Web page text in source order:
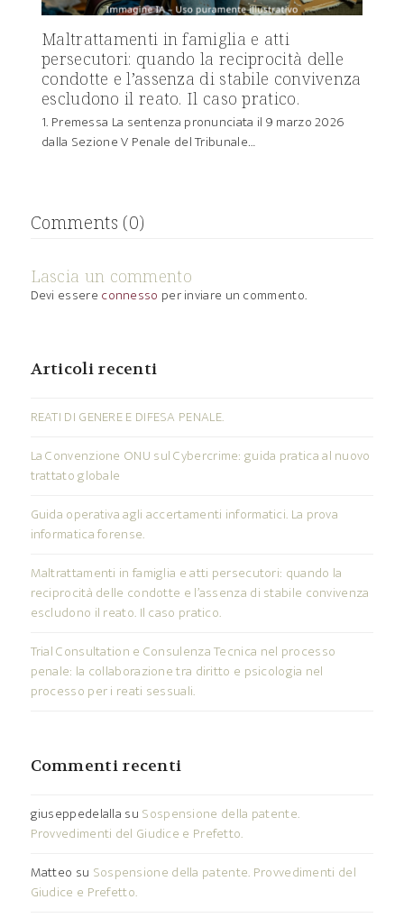
Maltrattamenti in famiglia e atti
persecutori: quando la reciprocità delle
condotte e l’assenza di stabile convivenza
escludono il reato. Il caso pratico.
1. Premessa La sentenza pronunciata il 9 marzo 2026
dalla Sezione V Penale del Tribunale…
Comments (0)
Lascia un commento
Devi essere connesso per inviare un commento.
Articoli recenti
REATI DI GENERE E DIFESA PENALE.
La Convenzione ONU sul Cybercrime: guida pratica al nuovo
trattato globale
Guida operativa agli accertamenti informatici. La prova
informatica forense.
Maltrattamenti in famiglia e atti persecutori: quando la
reciprocità delle condotte e l’assenza di stabile convivenza
escludono il reato. Il caso pratico.
Trial Consultation e Consulenza Tecnica nel processo
penale: la collaborazione tra diritto e psicologia nel
processo per i reati sessuali.
Commenti recenti
giuseppedelalla su Sospensione della patente.
Provvedimenti del Giudice e Prefetto.
Matteo su Sospensione della patente. Provvedimenti del
Giudice e Prefetto.